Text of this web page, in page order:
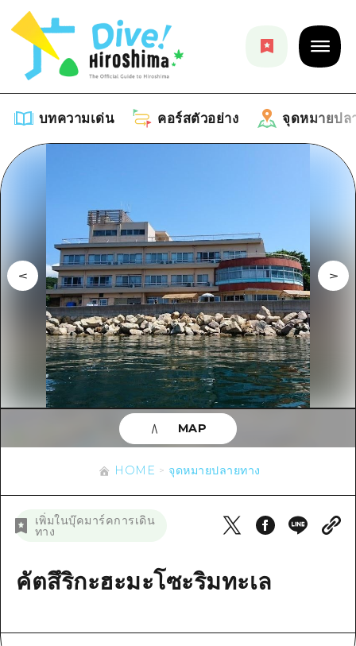
บทความเด่น คอร์สตัวอย่าง จุดหมายปล
รายการ
คำแนะนำ
ศิลปะ
งานอีเว้นท์ / เทศกาล
อาหารรสเลิศ / สุรา
การปั่นจักรยาน
ช้อปปิ้ง
กีฬา
สถานบันเทิงยามค่ำคืน
มาตรฐาน
การรักษา
คอร์สตัวอย่าง
รายการ
คู่มือ Dive! Hiroshima
ฮิโรชิม่า โมชิ โมชิ ทราเวล
บริเวณรอบเมืองฮิโรชิม่า
บิงโก
บริเวณรอบๆ มิยาจิมะ
จุดหมายปลายทาง
รายการ
บริเวณรอบเมืองฮิโรชิม่า
อากิ
บิงโก
บิโฮคุ
เกโฮคุ
จังหวัดเอฮิเมะ
อีเว้นท์
ข้อมูลตามฤดูกาล
ข้อมูลที่เป็นประโยชน์
รายการ
เข้าถึงเข้าถึง
สรุปการจราจรรอง
ตั๋วเที่ยวคุ้มค่าตั๋วเที่ยวคุ้มค่า
ข่าว
HOME จุดหมายปลายทาง
เพิ่มในบุ๊คมาร์คการเดิน
ทาง
คัตสึริกะฮะมะโซะริมทะเล
MAP